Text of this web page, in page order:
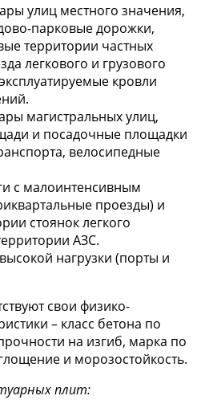
улиц местного значения,
парковые дорожки,
территории частных
легкового и грузового
кровли
магистральных улиц,
и посадочные площадки
велосипедные
с малоинтенсивным
проезды) и
стоянок легкого
АЗС.
нагрузки (порты и
свои физико-
– класс бетона по
на изгиб, марка по
и морозостойкость.
плит: